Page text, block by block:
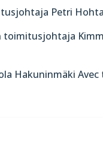
Petri
toimitusjohtaja
Hakuninmäki